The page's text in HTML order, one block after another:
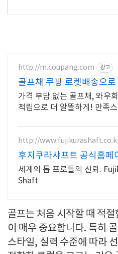
http://m.coupang.com 광고
골프채 쿠팡 로켓배송으로
준비
가격 부담 없는 골프채, 와우
적립으로 더 알뜰하게! 만족
http://
후지쿠라샤프트 공식홈페
세계의 톱 프로들의 신뢰.
Shaft
골프는 처음 시작할 때 적절
이 매우 중요합니다. 특히
스타일, 실력 수준에 따라